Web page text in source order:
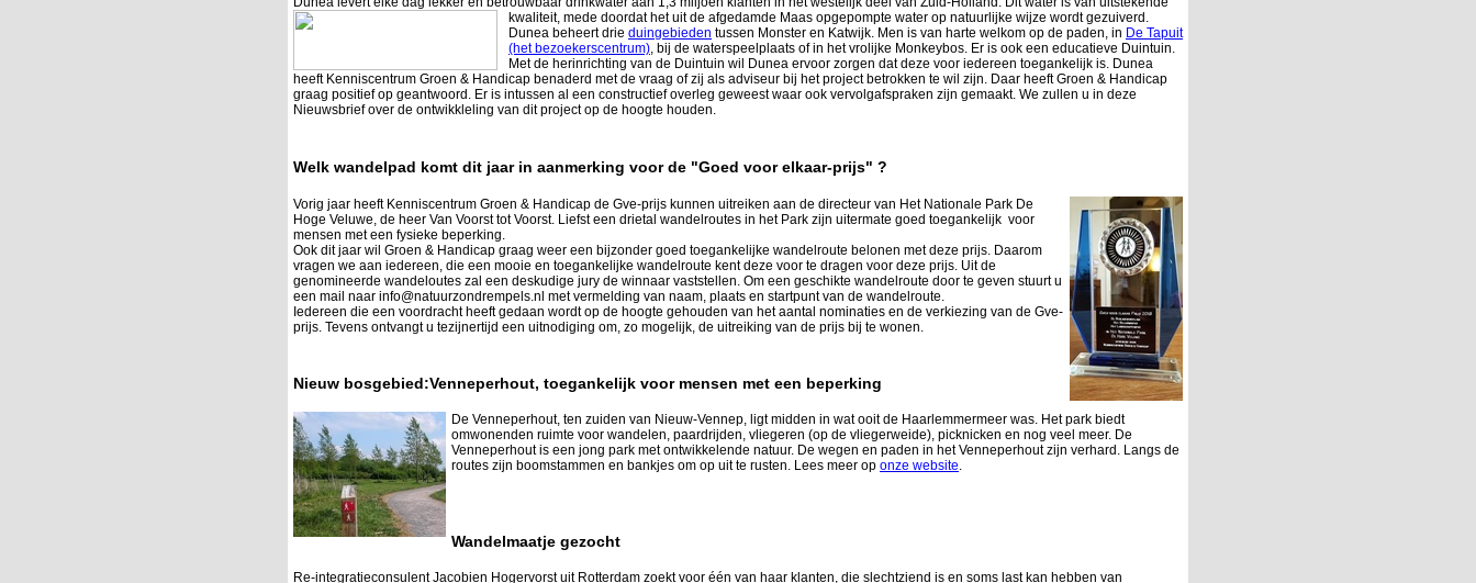
kwaliteit, mede doordat het uit de afgedamde Maas opgepompte water op natuurlijke wijze wordtgezuiverd.
Dunea beheert drie duingebieden tussen Monster en Katwijk. Men is van harte welkom op de paden, in De Tapuit
(het bezoekerscentrum), bij de waterspeelplaats of in het vrolijke Monkeybos. Er is ook een educatieve Duintuin.
Met de herinrichting van de Duintuin wil Dunea ervoor zorgen dat deze voor iedereen toegankelijk is. Dunea
heeft Kenniscentrum Groen & Handicap benaderd met de vraag of zij als adviseur bij het project betrokken te wil zijn. Daar heeft Groen & Handicap
graag positief op geantwoord. Er is intussen al een constructief overleg geweest waar ook vervolgafspraken zijn gemaakt. We zullen u in deze
Nieuwsbrief over de ontwikkleling van dit project op de hoogte houden.
Welk wandelpad komt dit jaar in aanmerking voor de "Goed voor elkaar-prijs" ?
Vorig jaar heeft Kenniscentrum Groen & Handicap de Gve-prijs kunnen uitreiken aan de directeur van Het Nationale Park De
Hoge Veluwe, de heer Van Voorst tot Voorst. Liefst een drietal wandelroutes in het Park zijn uitermate goed toegankelijk voor
mensen met een fysieke beperking.
Ook dit jaar wil Groen & Handicap graag weer een bijzonder goed toegankelijke wandelroute belonen met deze prijs. Daarom
vragen we aan iedereen, die een mooie en toegankelijke wandelroute kent deze voor te dragen voor deze prijs. Uit de
genomineerde wandeloutes zal een deskudige jury de winnaar vaststellen. Om een geschikte wandelroute door te geven stuurt u
een mail naar info@natuurzondrempels.nl met vermelding van naam, plaats en startpunt van de wandelroute.
Iedereen die een voordracht heeft gedaan wordt op de hoogte gehouden van het aantal nominaties en de verkiezing van de Gve-
prijs. Tevens ontvangt u tezijnertijd een uitnodiging om, zo mogelijk, de uitreiking van de prijs bij te wonen.
Nieuw bosgebied:Venneperhout, toegankelijk voor mensen met een beperking
De Venneperhout, ten zuiden van Nieuw-Vennep, ligt midden in wat ooit de Haarlemmermeer was. Het park biedt
omwonenden ruimte voor wandelen, paardrijden, vliegeren (op de vliegerweide), picknicken en nog veel meer. De
Venneperhout is een jong park met ontwikkelende natuur. De wegen en paden in het Venneperhout zijn verhard. Langs de
routes zijn boomstammen en bankjes om op uit te rusten. Lees meer op onze website.
Wandelmaatje gezocht
Re-integratieconsulent Jacobien Hogervorst uit Rotterdam zoekt voor één van haar klanten, die slechtziend is en soms last kan hebben van